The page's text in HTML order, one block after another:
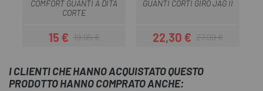
COMFORT GUANTI A DITA
CORTE
Prezzo
15 € Prezzo base
19,95 €
GUANTI CORTI GIRO JAG II
Prezzo
22,30 €Prezzo base
27,99 €
I CLIENTI CHE HANNO ACQUISTATO QUESTO
PRODOTTO HANNO COMPRATO ANCHE: